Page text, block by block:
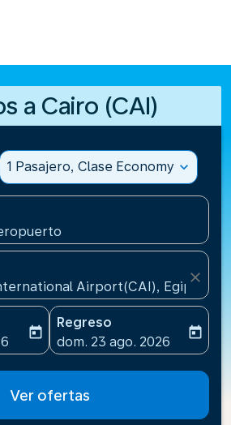
a Cairo (CAI)
1 Pasajero, Clase Economy expand_more
Airport(CAI), Egipto
close
date-aria-label
today
Regreso
fc-booking-return-date-
dom. 23 ago. 2026
today
Ver ofertas